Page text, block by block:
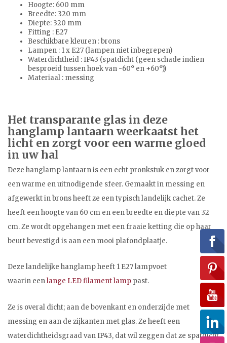
Hoogte: 600 mm
Breedte: 320 mm
Diepte: 320 mm
Fitting : E27
Beschikbare kleuren : brons
Lampen : 1 x E27 (lampen niet inbegrepen)
Waterdichtheid : IP43 (spatdicht (geen schade indien
besproeid tussen hoek van -60° en +60°))
Materiaal : messing
Het transparante glas in deze
hanglamp lantaarn weerkaatst het
licht en zorgt voor een warme gloed
in uw hal
Deze hanglamp lantaarn is een echt pronkstuk en zorgt voor
een warme en uitnodigende sfeer. Gemaakt in messing en
afgewerkt in brons heeft ze een typisch landelijk cachet. Ze
heeft een hoogte van 60 cm en een breedte en diepte van 32
cm. Ze wordt opgehangen met een fraaie ketting die op haar
beurt bevestigd is aan een mooi plafondplaatje.
Deze landelijke hanglamp heeft 1 E27 lampvoet
waarin eenlange LED filament lamp past.
Ze is overal dicht; aan de bovenkant en onderzijde met
messing en aan de zijkanten met glas. Ze heeft een
waterdichtheidsgraad van IP43, dat wil zeggen dat ze spatdicht